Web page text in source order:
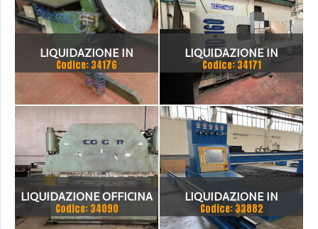
LIQUIDAZIONE IN
BOLOGNA
Codice: 34176
LIQUIDAZIONE IN
BOLOGNA
Codice: 34171
LIQUIDAZIONE OFFICINA
MECCANICA
Codice: 34090
LIQUIDAZIONE IN
CONEGLIANO
Codice: 33882